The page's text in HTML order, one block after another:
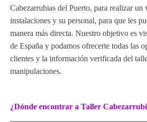
Cabezarrubias del Puerto, para realizar un
instalaciones y su personal, para que les
manera más directa. Nuestro objetivo es
de España y podamos ofrecerte todas las
clientes y la información verificada del
manipulaciones.
¿Dónde encontrar a Taller